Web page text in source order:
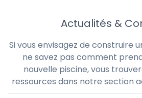
Actualités &
Si vous envisagez de construire
ne savez pas comment
nouvelle piscine, vous
ressources dans notre section